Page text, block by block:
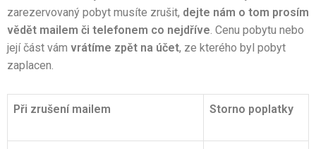
zarezervovaný pobyt musíte zrušit, dejte nám o tom prosím
vědět mailem či telefonem co nejdříve. Cenu pobytu nebo
její část vám vrátíme zpět na účet, ze kterého byl pobyt
zaplacen.
Při zrušení mailem Storno poplatky